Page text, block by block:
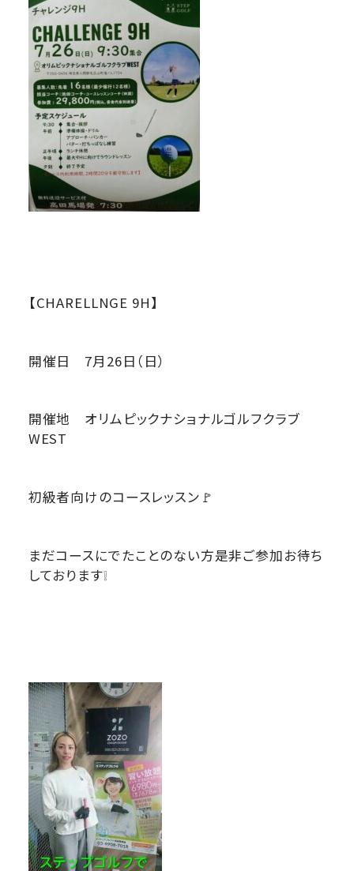
【CHARELLNGE 9H】
開催日 7月26日（日）
開催地 オリムピックナショナルゴルフクラブ
WEST
初級者向けのコースレッスン🚩
まだコースにでたことのない方是非ご参加お待ち
しております❕